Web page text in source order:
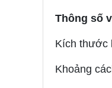
Thông số
Kích thước
Khoảng